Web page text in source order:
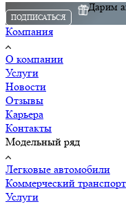
Дарим
ПОДПИСАТЬСЯ
Компания
О компании
Услуги
Новости
Отзывы
Карьера
Контакты
Модельный ряд
Легковые автомобили
Коммерческий транспорт
Услуги